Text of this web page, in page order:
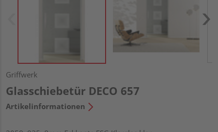
Griffwerk
Glasschiebetür DECO 657
Artikelinformationen